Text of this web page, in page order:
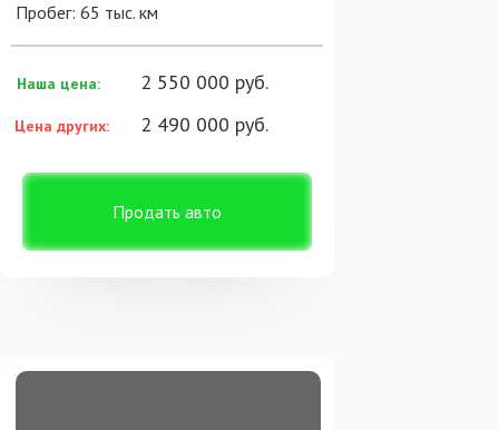
Пробег: 65 тыс. км
Наша цена:
Цена других:
2 550 000 руб.
2 490 000 руб.
Продать авто